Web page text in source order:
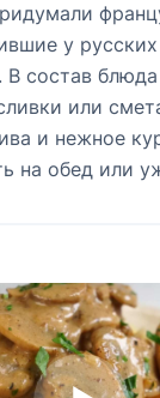
у
В состав
или
и нежное
на обед или